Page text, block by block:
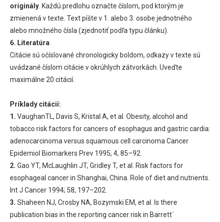
originály . Každú predlohu označte číslom, pod ktorým je
zmienená v texte. Text píšte v 1. alebo 3. osobe jednotného
alebo množného čísla (zjednotiť podľa typu článku).
6. Literatúra
Citácie sú očíslované chronologicky boldom, odkazy v texte sú
uvádzané číslom citácie v okrúhlych zátvorkách. Uveďte
maximálne 20 citácií.
Príklady citácií:
1. VaughanTL, Davis S, Kristal A, et al. Obesity, alcohol and
tobacco risk factors for cancers of esophagus and gastric cardia:
adenocarcinoma versus squamous cell carcinoma Cancer
Epidemiol Biomarkers Prev 1995; 4, 85–92.
2. Gao YT, McLaughlin JT, Gridley T, et al. Risk factors for
esophageal cancer in Shanghai, China. Role of diet and nutrients.
Int J Cancer 1994; 58, 197–202.
3. Shaheen NJ, Crosby NA, Bozymski EM, et al. Is there
publication bias in the reporting cancer risk in Barrett´